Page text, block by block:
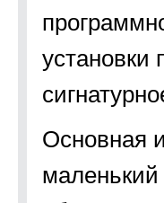
Основная